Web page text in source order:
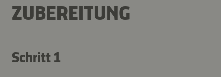
ZUBEREITUNG
Schritt 1